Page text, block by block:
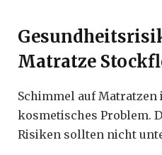
Matratze
Schimmel auf
kosmetisches Problem.
Risiken sollten nicht